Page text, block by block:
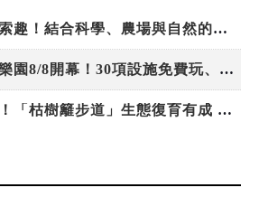
嘉義鹿草夏日探索趣！結合科學、農場與自然的親子小旅行
高雄最大親子遊樂園8/8開幕！30項設施免費玩、YOYO家族嗨翻暑假
虎頭埤森林秘境！「枯樹籬步道」生態復育有成 走進大自然生命教室